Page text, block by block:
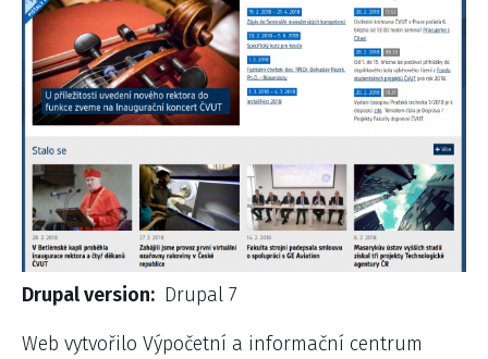
Drupal version Drupal 7
Web vytvořilo Výpočetní a informační centrum